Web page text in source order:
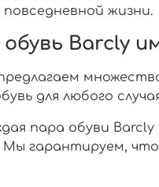
жизни.
Barcly
для любого
пара обуви
Мы гарантируем,